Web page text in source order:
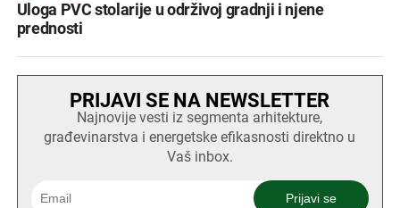
Uloga PVC stolarije u održivoj gradnji i njene
prednosti
PRIJAVI SE NA NEWSLETTER
Najnovije vesti iz segmenta arhitekture,
građevinarstva i energetske efikasnosti direktno u
Vaš inbox.